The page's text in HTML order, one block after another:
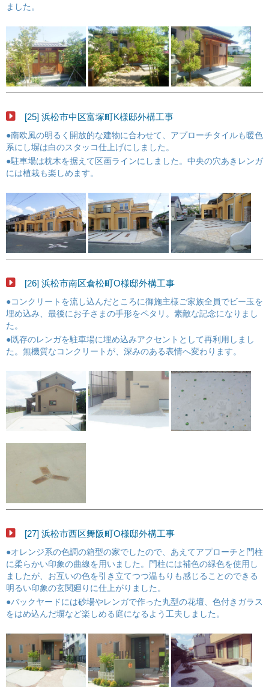
ました。
[25] 浜松市中区富塚町K様邸外構工事
●南欧風の明るく開放的な建物に合わせて、アプローチタイルも暖色
系にし塀は白のスタッコ仕上げにしました。
●駐車場は枕木を据えて区画ラインにしました。中央の穴あきレンガ
には植栽も楽しめます。
[26] 浜松市南区倉松町O様邸外構工事
●コンクリートを流し込んだところに御施主様ご家族全員でビー玉を
埋め込み、最後にお子さまの手形をペタリ。素敵な記念になりまし
た。
●既存のレンガを駐車場に埋め込みアクセントとして再利用しまし
た。無機質なコンクリートが、深みのある表情へ変わります。
[27] 浜松市西区舞阪町O様邸外構工事
●オレンジ系の色調の箱型の家でしたので、あえてアプローチと門柱
に柔らかい印象の曲線を用いました。門柱には補色の緑色を使用し
ましたが、お互いの色を引き立てつつ温もりも感じることのできる
明るい印象の玄関廻りに仕上がりました。
●バックヤードには砂場やレンガで作った丸型の花壇、色付きガラス
をはめ込んだ塀など楽しめる庭になるよう工夫しました。